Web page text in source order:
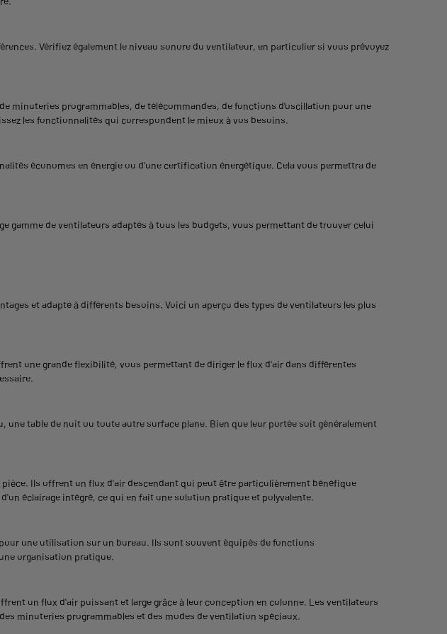
Vérifiez également le niveau sonore du ventilateur, en particulier si vous prévoyez
minuteries programmables, de télécommandes, de fonctions d'oscillation pour une
les fonctionnalités qui correspondent le mieux à vos besoins.
économes en énergie ou d'une certification énergétique. Cela vous permettra de
gamme de ventilateurs adaptés à tous les budgets, vous permettant de trouver celui
et adapté à différents besoins. Voici un aperçu des types de ventilateurs les plus
une grande flexibilité, vous permettant de diriger le flux d'air dans différentes
table de nuit ou toute autre surface plane. Bien que leur portée soit généralement
Ils offrent un flux d'air descendant qui peut être particulièrement bénéfique
éclairage intégré, ce qui en fait une solution pratique et polyvalente.
une utilisation sur un bureau. Ils sont souvent équipés de fonctions
organisation pratique.
un flux d'air puissant et large grâce à leur conception en colonne. Les ventilateurs
minuteries programmables et des modes de ventilation spéciaux.